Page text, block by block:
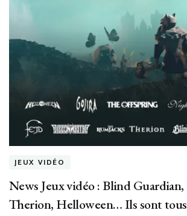
JEUX VIDÉO
News Jeux vidéo : Blind
Therion, Helloween… Ils sont